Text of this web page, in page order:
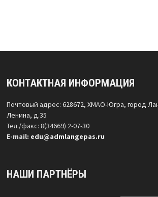
КОНТАКТНАЯ ИНФОРМАЦИЯ
Почтовый адрес: 628672, ХМАО-Югра, город
Ленина, д.35
Тел./факс: 8(34669) 2-07-30
Е-mail: edu@admlangepas.ru
НАШИ ПАРТНЁРЫ